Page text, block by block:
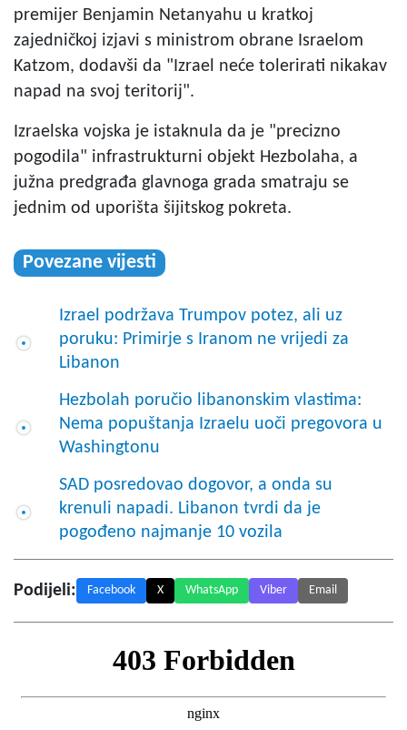
premijer Benjamin Netanyahu u kratkoj
zajedničkoj izjavi s ministrom obrane Israelom
Katzom, dodavši da "Izrael neće tolerirati nikakav
napad na svoj teritorij".
Izraelska vojska je istaknula da je "precizno
pogodila" infrastrukturni objekt Hezbolaha, a
južna predgrađa glavnoga grada smatraju se
jednim od uporišta šijitskog pokreta.
Povezane vijesti
Izrael podržava Trumpov potez, ali uz
poruku: Primirje s Iranom ne vrijedi za
Libanon
Hezbolah poručio libanonskim vlastima:
Nema popuštanja Izraelu uoči pregovora u
Washingtonu
SAD posredovao dogovor, a onda su
krenuli napadi. Libanon tvrdi da je
pogođeno najmanje 10 vozila
Podijeli: Facebook X WhatsApp Viber Email